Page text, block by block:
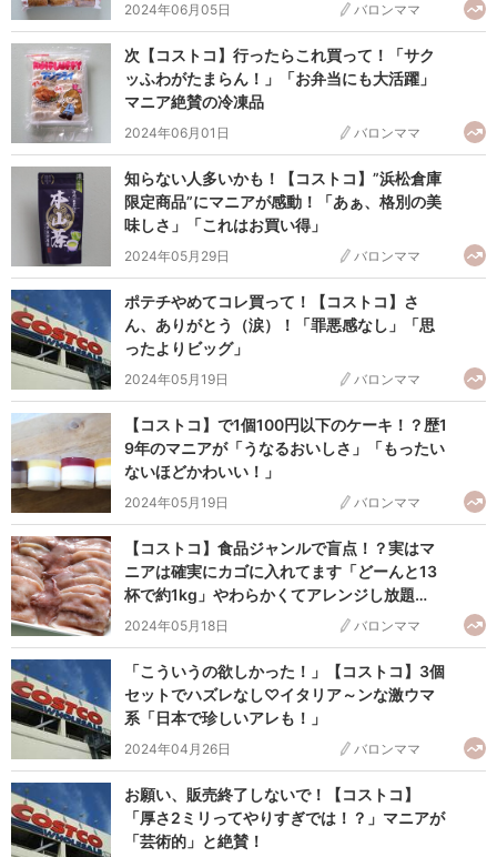
2024年06月05日 バロンママ
次【コストコ】行ったらこれ買って！「サク
ッふわがたまらん！」「お弁当にも大活躍」
マニア絶賛の冷凍品
2024年06月01日 バロンママ
知らない人多いかも！【コストコ】”浜松倉庫
限定商品”にマニアが感動！「あぁ、格別の美
味しさ」「これはお買い得」
2024年05月29日 バロンママ
ポテチやめてコレ買って！【コストコ】さ
ん、ありがとう（涙）！「罪悪感なし」「思
ったよりビッグ」
2024年05月19日 バロンママ
【コストコ】で1個100円以下のケーキ！？歴1
9年のマニアが「うなるおいしさ」「もったい
ないほどかわいい！」
2024年05月19日 バロンママ
【コストコ】食品ジャンルで盲点！？実はマ
ニアは確実にカゴに入れてます「どーんと13
杯で約1kg」やわらかくてアレンジし放題…
2024年05月18日 バロンママ
「こういうの欲しかった！」【コストコ】3個
セットでハズレなし♡イタリア～ンな激ウマ
系「日本で珍しいアレも！」
2024年04月26日 バロンママ
お願い、販売終了しないで！【コストコ】
「厚さ2ミリってやりすぎでは！？」マニアが
「芸術的」と絶賛！